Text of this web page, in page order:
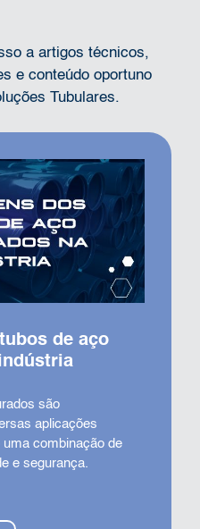
a artigos técnicos,
e conteúdo oportuno
Tubulares.
de aço
são
aplicações
combinação de
e segurança.